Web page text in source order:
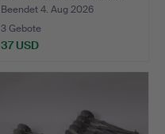
Beendet 4. Aug 2026
3 Gebote
37 USD